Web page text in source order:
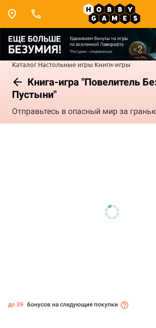
Каталог Настольные игры Книги-игры
Книга-игра "Повелитель
Пустыни"
Отправьтесь в опасный мир за
до 39 бонусов на следующие покупки